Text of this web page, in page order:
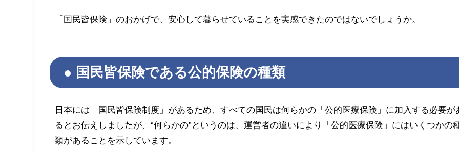
「国民皆保険」のおかげで、安心して暮らせていることを実感できたのではないでしょうか。
国民皆保険である公的保険の種類
日本には「国民皆保険制度」があるため、すべての国民は何らかの「公的医療保険」に加入する必要が
るとお伝えしましたが、“何らかの”というのは、運営者の違いにより「公的医療保険」にはいくつかの
類があることを示しています。